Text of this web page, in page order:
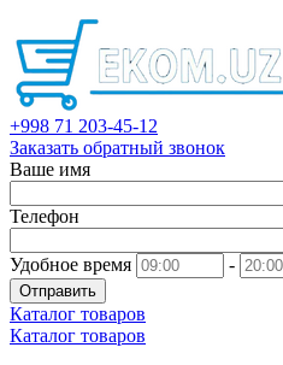
+998 71 203-45-12
Заказать обратный звонок
Ваше имя
Телефон
Удобное время -
Отправить
Каталог товаров
Каталог товаров